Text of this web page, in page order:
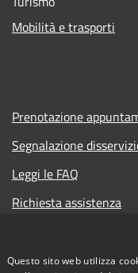
Mobilità e trasporti
Prenotazione
Segnalazione
Leggi le FAQ
Richiesta assistenza
Questo sito web utilizza